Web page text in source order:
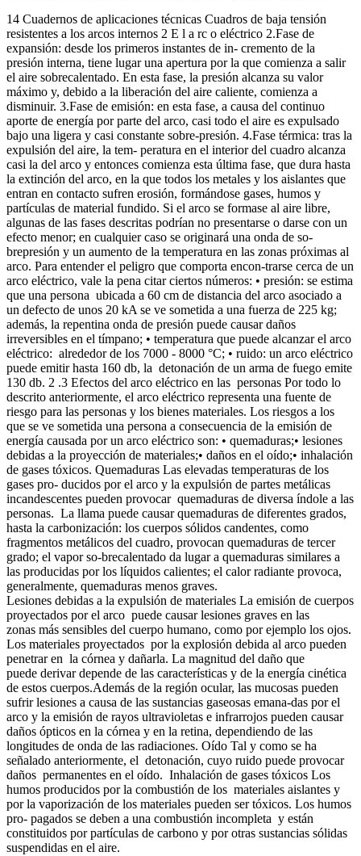
14 Cuadernos de aplicaciones técnicas Cuadros de baja tensión
resistentes a los arcos internos 2 E l a rc o eléctrico 2.Fase de
expansión: desde los primeros instantes de in- cremento de la
presión interna, tiene lugar una apertura por la que comienza a salir
el aire sobrecalentado. En esta fase, la presión alcanza su valor
máximo y, debido a la liberación del aire caliente, comienza a
disminuir. 3.Fase de emisión: en esta fase, a causa del continuo
aporte de energía por parte del arco, casi todo el aire es expulsado
bajo una ligera y casi constante sobre-presión. 4.Fase térmica: tras la
expulsión del aire, la tem- peratura en el interior del cuadro alcanza
casi la del arco y entonces comienza esta última fase, que dura hasta
la extinción del arco, en la que todos los metales y los aislantes que
entran en contacto sufren erosión, formándose gases, humos y
partículas de material fundido. Si el arco se formase al aire libre,
algunas de las fases descritas podrían no presentarse o darse con un
efecto menor; en cualquier caso se originará una onda de so-
brepresión y un aumento de la temperatura en las zonas próximas al
arco. Para entender el peligro que comporta encon-trarse cerca de un
arco eléctrico, vale la pena citar ciertos números: • presión: se estima
que una persona ubicada a 60 cm de distancia del arco asociado a
un defecto de unos 20 kA se ve sometida a una fuerza de 225 kg;
además, la repentina onda de presión puede causar daños
irreversibles en el tímpano; • temperatura que puede alcanzar el arco
eléctrico: alrededor de los 7000 - 8000 °C; • ruido: un arco eléctrico
puede emitir hasta 160 db, la detonación de un arma de fuego emite
130 db. 2 .3 Efectos del arco eléctrico en las personas Por todo lo
descrito anteriormente, el arco eléctrico representa una fuente de
riesgo para las personas y los bienes materiales. Los riesgos a los
que se ve sometida una persona a consecuencia de la emisión de
energía causada por un arco eléctrico son: • quemaduras;• lesiones
debidas a la proyección de materiales;• daños en el oído;• inhalación
de gases tóxicos. Quemaduras Las elevadas temperaturas de los
gases pro- ducidos por el arco y la expulsión de partes metálicas
incandescentes pueden provocar quemaduras de diversa índole a las
personas. La llama puede causar quemaduras de diferentes grados,
hasta la carbonización: los cuerpos sólidos candentes, como
fragmentos metálicos del cuadro, provocan quemaduras de tercer
grado; el vapor so-brecalentado da lugar a quemaduras similares a
las producidas por los líquidos calientes; el calor radiante provoca,
generalmente, quemaduras menos graves.
Lesiones debidas a la expulsión de materiales La emisión de cuerpos
proyectados por el arco puede causar lesiones graves en las
zonas más sensibles del cuerpo humano, como por ejemplo los ojos.
Los materiales proyectados por la explosión debida al arco pueden
penetrar en la córnea y dañarla. La magnitud del daño que
puede derivar depende de las características y de la energía cinética
de estos cuerpos.Además de la región ocular, las mucosas pueden
sufrir lesiones a causa de las sustancias gaseosas emana-das por el
arco y la emisión de rayos ultravioletas e infrarrojos pueden causar
daños ópticos en la córnea y en la retina, dependiendo de las
longitudes de onda de las radiaciones. Oído Tal y como se ha
señalado anteriormente, el detonación, cuyo ruido puede provocar
daños permanentes en el oído. Inhalación de gases tóxicos Los
humos producidos por la combustión de los materiales aislantes y
por la vaporización de los materiales pueden ser tóxicos. Los humos
pro- pagados se deben a una combustión incompleta y están
constituidos por partículas de carbono y por otras sustancias sólidas
suspendidas en el aire.